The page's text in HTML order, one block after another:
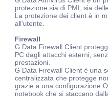
protezione sia di PMI, sia
La protezione dei client è in
all'utente.
Firewall
G Data Firewall Client
PC dagli attacchi esterni,
prestazioni.
G Data Firewall Client è una
centralizzata che protegge
grazie a una configurazione
notebook che si staccano